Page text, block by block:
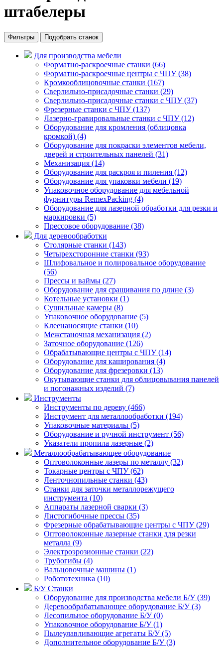
штабелеры
Фильтры Подобрать станок
Для производства мебели
Форматно-раскроечные станки (66)
Форматно-раскроечные центры с ЧПУ (38)
Кромкооблицовочные cтанки (167)
Сверлильно-присадочные станки (29)
Сверлильно-присадочные станки с ЧПУ (37)
Фрезерные станки с ЧПУ (137)
Лазерно-гравировальные станки с ЧПУ (12)
Оборудование для кромления (облицовка
кромкой) (4)
Оборудование для покраски элементов мебели,
дверей и строительных панелей (31)
Механизация (14)
Оборудование для раскроя и пиления (12)
Оборудование для упаковки мебели (19)
Упаковочное оборудование для мебельной
фурнитуры RemexPacking (4)
Оборудование для лазерной обработки для резки и
маркировки (5)
Прессовое оборудование (38)
Для деревообработки
Столярные станки (143)
Четырехсторонние станки (93)
Шлифовальное и полировальное оборудование
(56)
Прессы и ваймы (27)
Оборудование для сращивания по длине (3)
Котельные установки (1)
Сушильные камеры (8)
Упаковочное оборудование (5)
Клеенаносящие станки (10)
Межстаночная механизация (2)
Заточное оборудование (126)
Обрабатывающие центры с ЧПУ (14)
Оборудование для каширования (4)
Оборудование для фрезеровки (13)
Окутывающие станки для облицовывания панелей
и погонажных изделий (7)
Инструменты
Инструменты по дереву (466)
Инструмент для металлообработки (194)
Упаковочные материалы (5)
Оборудование и ручной инструмент (56)
Указатели пропила лазерные (2)
Металлообрабатывающее оборудование
Оптоволоконные лазеры по металлу (32)
Токарные центры с ЧПУ (62)
Ленточнопильные станки (43)
Станки для заточки металлорежущего
инструмента (10)
Аппараты лазерной сварки (3)
Листогибочные прессы (35)
Фрезерные обрабатывающие центры с ЧПУ (29)
Оптоволоконные лазерные станки для резки
металла (9)
Электроэрозионные станки (22)
Трубогибы (4)
Вальцовочные машины (1)
Робототехника (10)
Б/У Станки
Оборудование для производства мебели Б/У (39)
Деревообрабатывающее оборудование Б/У (3)
Лесопильное оборудование Б/У (0)
Упаковочное оборудование Б/У (1)
Пылеулавливающие агрегаты Б/У (5)
Дополнительное оборудование Б/У (3)